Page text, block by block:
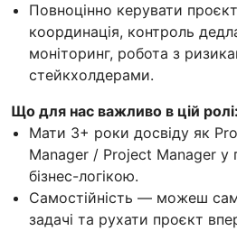
Повноцінно керувати
координація, контроль
моніторинг, робота з
стейкхолдерами.
Що для нас важливо в цій ролі:
Мати 3+ роки досвіду як
Manager / Project Manager у
бізнес-логікою.
Самостійність — можеш
задачі та рухати проєкт